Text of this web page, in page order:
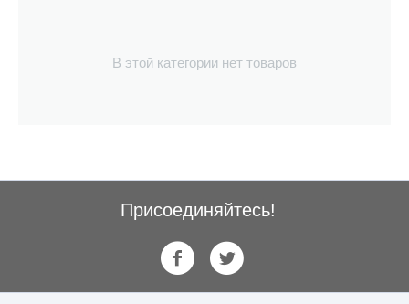
В этой категории нет товаров
Присоединяйтесь!